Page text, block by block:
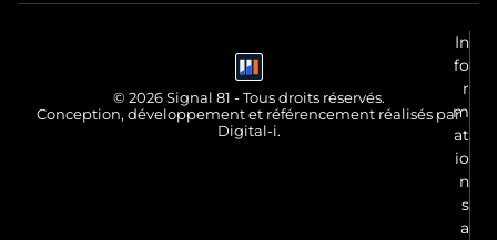
© 2026 Signal 81 - Tous droits réservés.
Conception, développement et référencement réalisés par
Digital-i.
In
fo
r
m
at
io
n
s
a